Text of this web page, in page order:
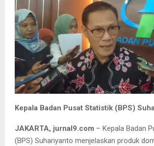
Kepala Badan Pusat Statistik (BPS)
JAKARTA, jurnal9.com – Kepala Badan
(BPS) Suhariyanto menjelaskan produk